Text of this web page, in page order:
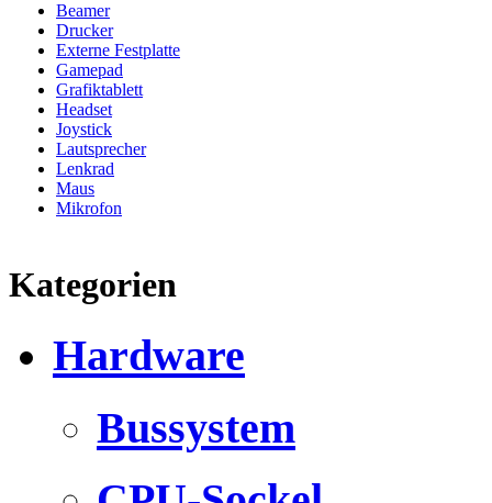
Beamer
Drucker
Externe Festplatte
Gamepad
Grafiktablett
Headset
Joystick
Lautsprecher
Lenkrad
Maus
Mikrofon
Kategorien
Hardware
Bussystem